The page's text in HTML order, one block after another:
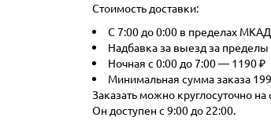
Стоимость доставки:
С 7:00 до 0:00 в пределах
Надбавка за выезд за
Ночная с 0:00 до 7:00 — 1190 ₽
Минимальная сумма заказа
Заказать можно круглосуточно
Он доступен с 9:00 до 22:00.